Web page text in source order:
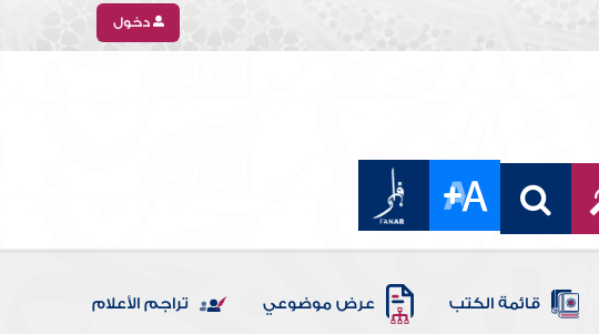
دخول
قائمة الكتب عرض موضوعي تراجم الأعلام